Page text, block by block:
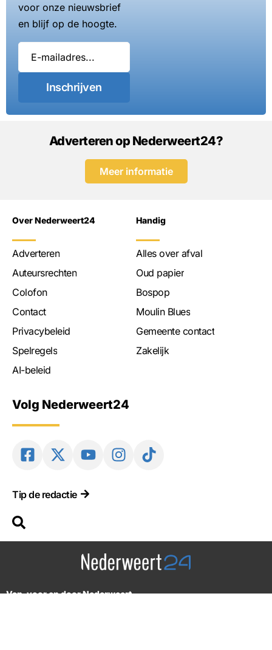
voor onze nieuwsbrief
en blijf op de hoogte.
Inschrijven
Adverteren op Nederweert24?
Meer informatie
Over Nederweert24
Adverteren
Auteursrechten
Colofon
Contact
Privacybeleid
Spelregels
AI-beleid
Handig
Alles over afval
Oud papier
Bospop
Moulin Blues
Gemeente contact
Zakelijk
Volg Nederweert24
Tip de redactie
Van, voor en door Nederweert